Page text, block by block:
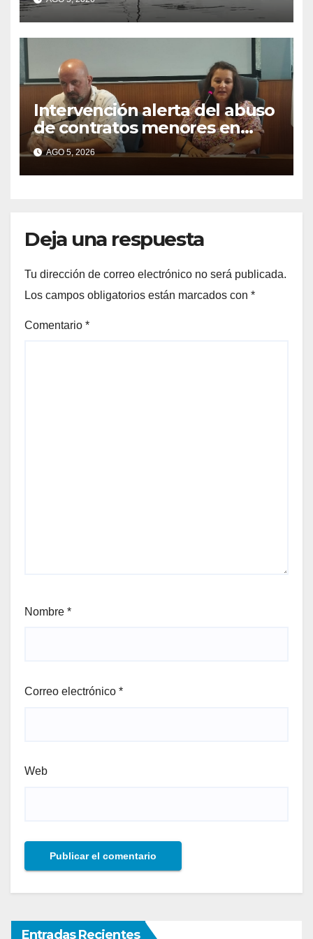
detectarse restos fecales
Intervención alerta del abuso
de contratos menores en
2025
AGO 5, 2026
Deja una respuesta
Tu dirección de correo electrónico no será publicada.
Los campos obligatorios están marcados con *
Comentario *
Nombre *
Correo electrónico *
Web
Entradas Recientes